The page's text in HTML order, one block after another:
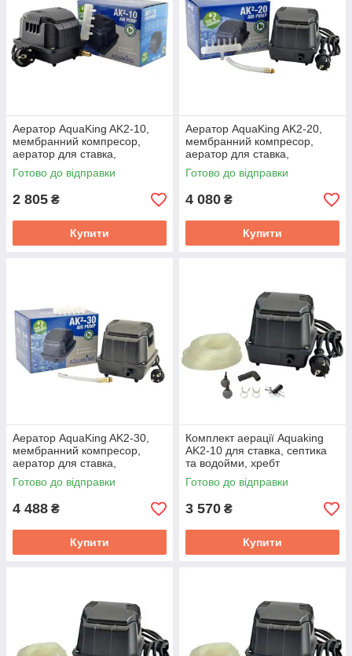
Аератор AquaKing AK2-10,
мембранний компресор,
аератор для ставка,
водойми, септика, ПЗВ
Готово до відправки
2 805 ₴
Купити
Аератор AquaKing AK2-20,
мембранний компресор,
аератор для ставка,
водойми, септика, ПЗВ
Готово до відправки
4 080 ₴
Купити
Аератор AquaKing AK2-30,
мембранний компресор,
аератор для ставка,
водойми, септика, ПЗВ
Готово до відправки
4 488 ₴
Купити
Комплект аерації Aquaking
AK2-10 для ставка, септика
та водойми, хребт
Готово до відправки
3 570 ₴
Купити